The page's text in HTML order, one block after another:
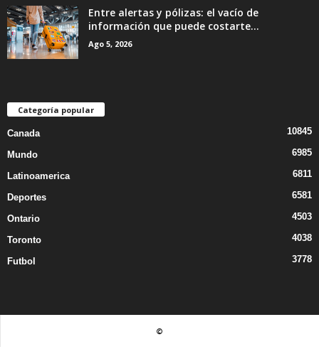
Entre alertas y pólizas: el vacío de
información que puede costarte...
Ago 5, 2026
Categoría popular
Canada 10845
Mundo 6985
Latinoamerica 6811
Deportes 6581
Ontario 4503
Toronto 4038
Futbol 3778
©